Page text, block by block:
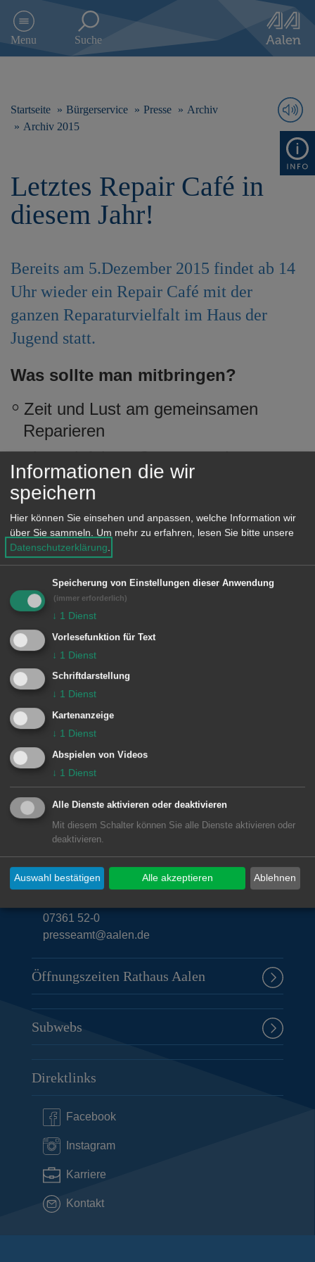
e
n
Menu Suche
Startseite Bürgerservice Presse
Archiv
Archiv 2015
Letztes Repair Café in
diesem Jahr!
Bereits am 5.Dezember 2015 findet ab 14
Uhr wieder ein Repair Café mit der
ganzen Reparaturvielfalt im Haus der
Jugend statt.
Was sollte man mitbringen?
Zeit und Lust am gemeinsamen
Reparieren
einen defekten Gegenstand
das zugehörige Netzteil
weitere notwendige Kabel
Ersatzteile, sofern diese zur
Reparatur gebraucht werden
Natürlich ist auch jede/r ohne defekten
Gegenstand sehr herzlich willkommen
zuzuschauen, dazuzulernen, zu
schnacken, Kaffee und Kuchen zu
genießen…!
Unsere Anschrift
Rathaus Aalen
Marktplatz 30
07361 52-0
presseamt@aalen.de
Öffnungszeiten Rathaus Aalen
Subwebs
Direktlinks
Facebook
Instagram
Karriere
Kontakt
Informationen die wir
speichern
Hier können Sie einsehen und anpassen, welche Information wir
über Sie sammeln.
Um mehr zu erfahren, lesen Sie bitte unsere
Datenschutzerklärung
Speicherung von Einstellungen dieser Anwendung
(immer erforderlich)
↓ 1 Dienst
Vorlesefunktion für Text
↓ 1 Dienst
Schriftdarstellung
↓ 1 Dienst
Kartenanzeige
↓ 1 Dienst
Abspielen von Videos
↓ 1 Dienst
Alle Dienste aktivieren oder deaktivieren
Mit diesem Schalter können Sie alle Dienste aktivieren oder
deaktivieren.
Ablehnen
Auswahl bestätigen Alle akzeptieren